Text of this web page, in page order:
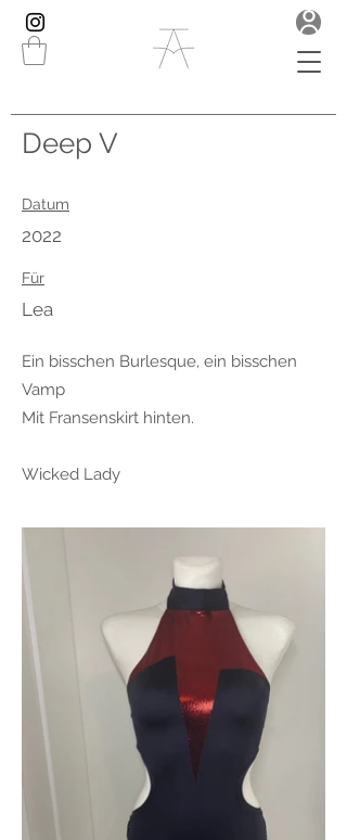
Deep V
Datum
2022
Für
Lea
Ein bisschen Burlesque, ein bisschen
Vamp
Mit Fransenskirt hinten.
Wicked Lady